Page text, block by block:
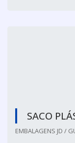
SACO
EMBALAGENS JD /